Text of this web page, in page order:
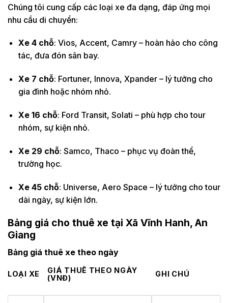
Chúng tôi cung cấp các loại xe đa dạng, đáp ứng mọi
nhu cầu di chuyển:
Xe 4 chỗ: Vios, Accent, Camry – hoàn hảo cho công
tác, đưa đón sân bay.
Xe 7 chỗ: Fortuner, Innova, Xpander – lý tưởng cho
gia đình hoặc nhóm nhỏ.
Xe 16 chỗ: Ford Transit, Solati – phù hợp cho tour
nhóm, sự kiện nhỏ.
Xe 29 chỗ: Samco, Thaco – phục vụ đoàn thể,
trường học.
Xe 45 chỗ: Universe, Aero Space – lý tưởng cho tour
dài ngày, sự kiện lớn.
Bảng giá cho thuê xe tại Xã Vĩnh Hanh, An
Giang
Bảng giá thuê xe theo ngày
LOẠI XE
GIÁ THUÊ THEO NGÀY
(VNĐ)
GHI CHÚ